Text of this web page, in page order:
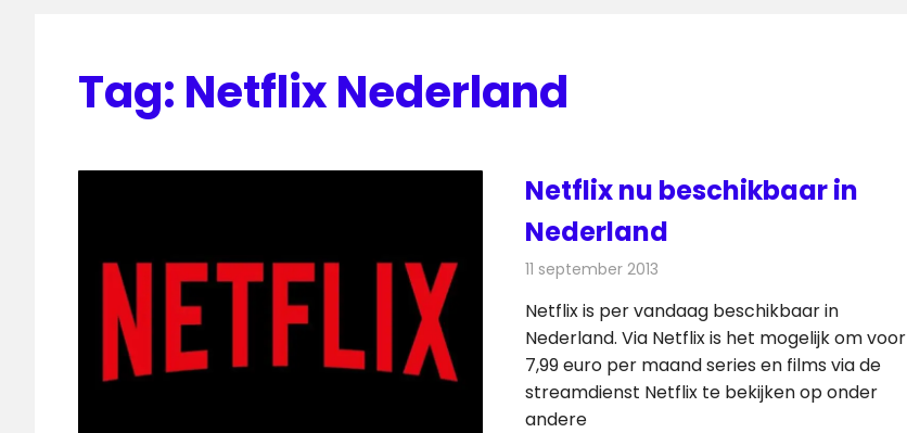
Tag: Netflix Nederland
Netflix nu beschikbaar in
Nederland
11 september 2013
Netflix is per vandaag beschikbaar in
Nederland. Via Netflix is het mogelijk om voor
7,99 euro per maand series en films via de
streamdienst Netflix te bekijken op onder
andere